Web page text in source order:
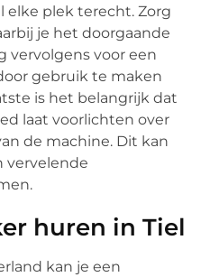
elke plek terecht. Zorg
je het doorgaande
vervolgens voor een
gebruik te maken
is het belangrijk dat
laat voorlichten over
de machine. Dit kan
vervelende
huren in Tiel
kan je een